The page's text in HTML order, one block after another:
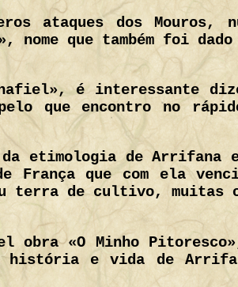
ataques dos Mouros,
nome que também foi
é interessante
que encontro no
da etimologia de Arrifana
França que com ela
terra de cultivo, muitas
obra «O Minho
e vida de